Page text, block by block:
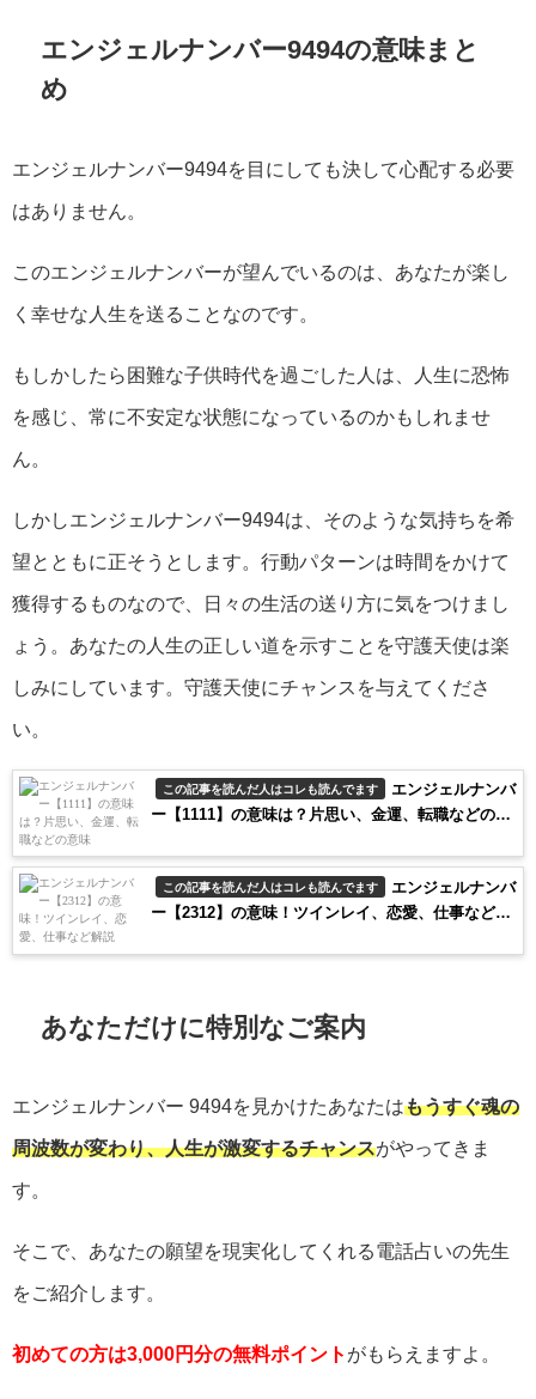
エンジェルナンバー9494の意味まと
め
エンジェルナンバー9494を目にしても決して心配する必要
はありません。
このエンジェルナンバーが望んでいるのは、あなたが楽し
く幸せな人生を送ることなのです。
もしかしたら困難な子供時代を過ごした人は、人生に恐怖
を感じ、常に不安定な状態になっているのかもしれませ
ん。
しかしエンジェルナンバー9494は、そのような気持ちを希
望とともに正そうとします。行動パターンは時間をかけて
獲得するものなので、日々の生活の送り方に気をつけまし
ょう。あなたの人生の正しい道を示すことを守護天使は楽
しみにしています。守護天使にチャンスを与えてくださ
い。
この記事を読んだ人はコレも読んでます
エンジェルナンバ
ー【1111】の意味は？片思い、金運、転職などの意
この記事を読んだ人はコレも読んでます
エンジェルナンバ
ー【2312】の意味！ツインレイ、恋愛、仕事など解
あなただけに特別なご案内
エンジェルナンバー 9494を見かけたあなたはもうすぐ魂の
周波数が変わり、人生が激変するチャンスがやってきま
す。
そこで、あなたの願望を現実化してくれる電話占いの先生
をご紹介します。
初めての方は3,000円分の無料ポイント がもらえますよ。